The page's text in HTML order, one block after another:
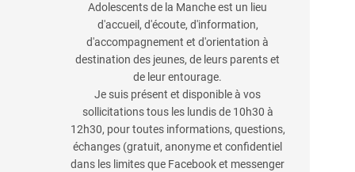
Adolescents de la Manche est un lieu
d'accueil, d'écoute, d'information,
d'accompagnement et d'orientation à
destination des jeunes, de leurs parents et
de leur entourage.
Je suis présent et disponible à vos
sollicitations tous les lundis de 10h30 à
12h30, pour toutes informations, questions,
échanges (gratuit, anonyme et confidentiel
dans les limites que Facebook et messenger